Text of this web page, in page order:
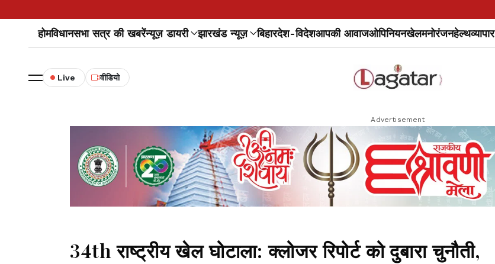
होमविधानसभा सत्र की खबरेंन्यूज़ डायरी झारखंड न्यूज़ बिहारदेश-विदेशआपकी आवाजओपिनियनखेलमनोरंजनहेल्थव्यापार
Live वीडियो
Advertisement
34th राष्ट्रीय खेल घोटाला: क्लोजर रिपोर्ट को दुबारा चुनौती,